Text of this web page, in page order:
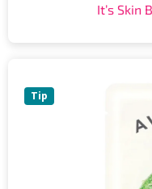
It’s Skin
Tip